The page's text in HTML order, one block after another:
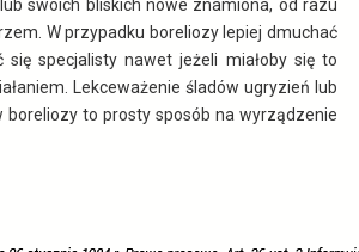
swoich bliskich nowe znamiona, od razu
W przypadku boreliozy lepiej dmuchać
specjalisty nawet jeżeli miałoby się to
Lekceważenie śladów ugryzień lub
boreliozy to prosty sposób na wyrządzenie